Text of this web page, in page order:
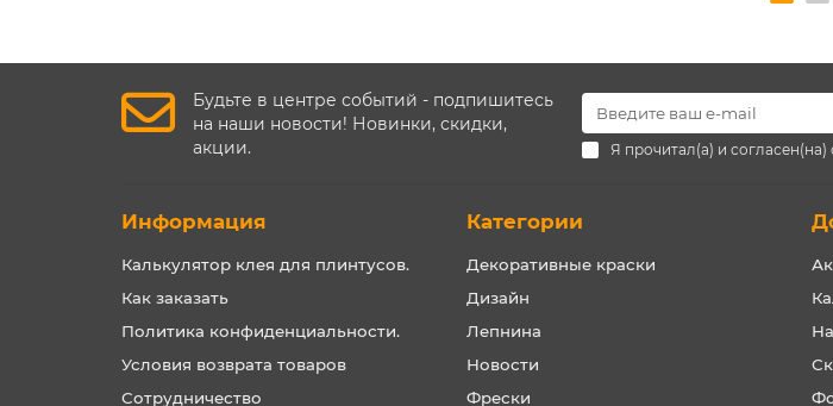
Будьте в центре событий - подпишитесь
на наши новости! Новинки, скидки,
акции.
Я прочитал(а) и согласен(на)
Информация
Калькулятор клея для плинтусов.
Как заказать
Политика конфиденциальности.
Условия возврата товаров
Сотрудничество
Категории
Декоративные краски
Дизайн
Лепнина
Новости
Фрески